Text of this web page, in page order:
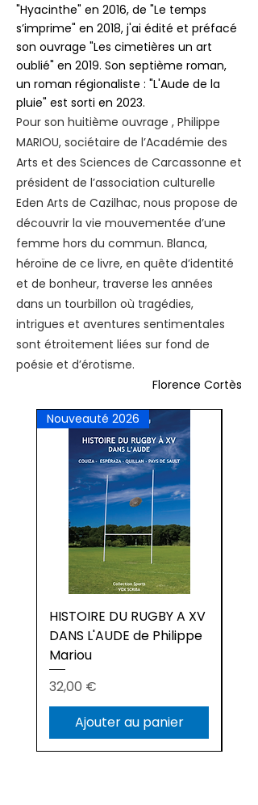
"Hyacinthe" en 2016, de "Le temps
s’imprime" en 2018, j'ai édité et préfacé
son ouvrage "Les cimetières un art
oublié" en 2019. Son septième roman,
un roman régionaliste : "L'Aude de la
pluie" est sorti en 2023.
Pour son huitième ouvrage , Philippe
MARIOU, sociétaire de l’Académie des
Arts et des Sciences de Carcassonne et
président de l’association culturelle
Eden Arts de Cazilhac, nous propose de
découvrir la vie mouvementée d’une
femme hors du commun. Blanca,
héroïne de ce livre, en quête d’identité
et de bonheur, traverse les années
dans un tourbillon où tragédies,
intrigues et aventures sentimentales
sont étroitement liées sur fond de
poésie et d’érotisme.
Florence Cortès
Nouveauté 2026
HISTOIRE DU RUGBY A XV
DANS L'AUDE de Philippe
Mariou
Prix
32,00 €
Ajouter au panier